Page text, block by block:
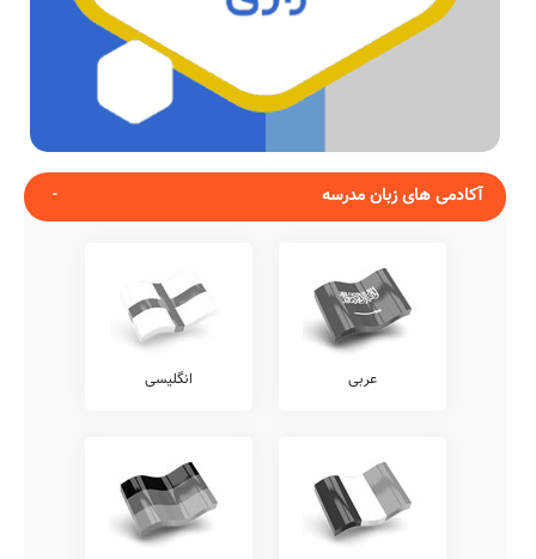
آکادمی های زبان مدرسه
عربی انگلیسی